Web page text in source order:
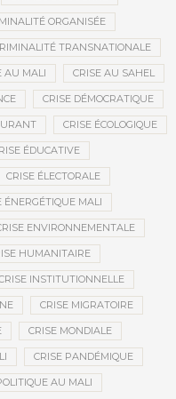
ORGANISÉE
TRANSNATIONALE
AU MALI CRISE AU SAHEL
CRISE DÉMOCRATIQUE
CRISE ÉCOLOGIQUE
ÉDUCATIVE
CRISE ÉLECTORALE
ÉNERGÉTIQUE MALI
ENVIRONNEMENTALE
HUMANITAIRE
INSTITUTIONNELLE
CRISE MIGRATOIRE
CRISE MONDIALE
CRISE PANDÉMIQUE
AU MALI